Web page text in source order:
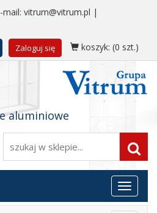
mail: vitrum@vitrum.pl |
Zaloguj się koszyk: (0 szt.)
aluminiowe
Toggle